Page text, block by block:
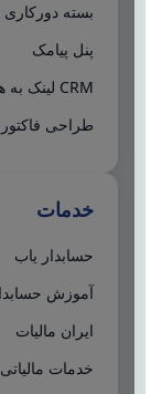
بسته
پنل پیامک
CRM لینک به هلو
طراحی فاکتور
خدمات
حسابدار یاب
آموزش
ایران مالیات
خدمات مالیاتی